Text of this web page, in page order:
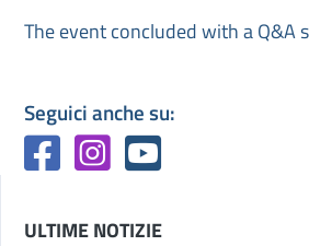
The event concluded with a Q&A
Seguici anche su:
ULTIME NOTIZIE